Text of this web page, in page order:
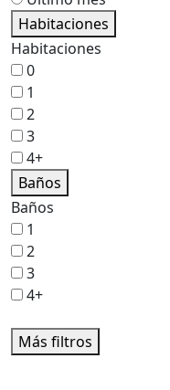
Habitaciones
Habitaciones
0
1
2
3
4+
Baños
Baños
1
2
3
4+
Más filtros